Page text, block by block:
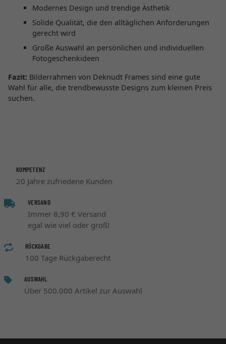
Modernes Design und trendige Ästhetik
Solide Qualität, die den alltäglichen Anforderungen
gerecht wird
Große Auswahl an persönlichen und individuellen
Fotogeschenkideen
Fazit: Bilderrahmen von Deknudt Frames sind eine gute
Wahl für alle, die trendbewusste Designs zum kleinen Preis
suchen.
KOMPETENZ
20 Jahre zufriedene Kunden
VERSAND
Immer 8,90 € Versand
egal wie viel oder groß!
RÜCKGABE
100 Tage Rückgaberecht
AUSWAHL
Über 500.000 Artikel zur Auswahl